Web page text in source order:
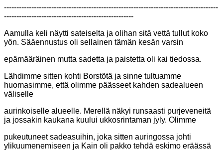
--------------------------------------------------------------------------------------
----------------------------------------------------
Aamulla keli näytti sateiselta ja olihan sitä vettä tullut koko
yön. Sääennustus oli sellainen tämän kesän varsin
epämääräinen mutta sadetta ja paistetta oli kai tiedossa.
Lähdimme sitten kohti Borstötä ja sinne tultuamme
huomasimme, että olimme päässeet kahden sadealueen
väliselle
aurinkoiselle alueelle. Merellä näkyi runsaasti purjeveneitä
ja jossakin kaukana kuului ukkosrintaman jyly. Olimme
pukeutuneet sadeasuihin, joka sitten auringossa johti
ylikuumenemiseen ja Kain oli pakko tehdä eskimo eräässä